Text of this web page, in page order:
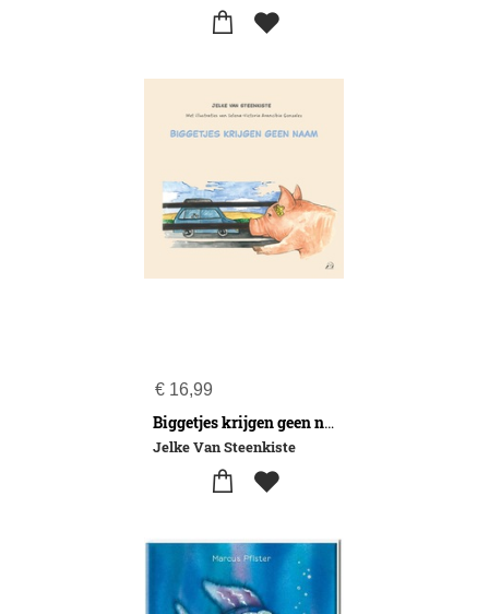
€ 16,99
Biggetjes krijgen geen naam
Jelke Van Steenkiste